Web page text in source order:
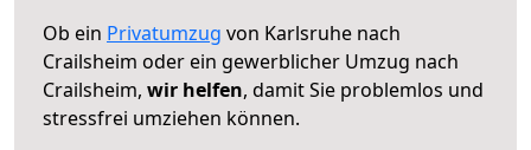
Ob ein Privatumzug von Karlsruhe nach
Crailsheim oder ein gewerblicher Umzug nach
Crailsheim, wir helfen, damit Sie problemlos und
stressfrei umziehen können.